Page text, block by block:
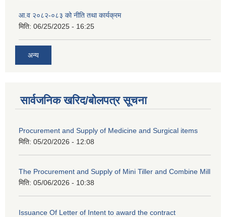
आ.व २०८२-०८३ को नीति तथा कार्यक्रम
मिति: 06/25/2025 - 16:25
अन्य
सार्वजनिक खरिद/बोलपत्र सूचना
Procurement and Supply of Medicine and Surgical items
मिति: 05/20/2026 - 12:08
The Procurement and Supply of Mini Tiller and Combine Mill
मिति: 05/06/2026 - 10:38
Issuance Of Letter of Intent to award the contract